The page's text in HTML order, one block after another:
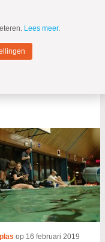
MENU
Zoeken
op 16 februari 2019
Lees meer.